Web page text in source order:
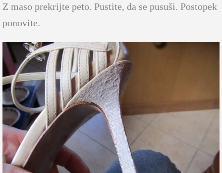
Z maso prekrijte peto. Pustite, da se pusuši. Postopek
ponovite.